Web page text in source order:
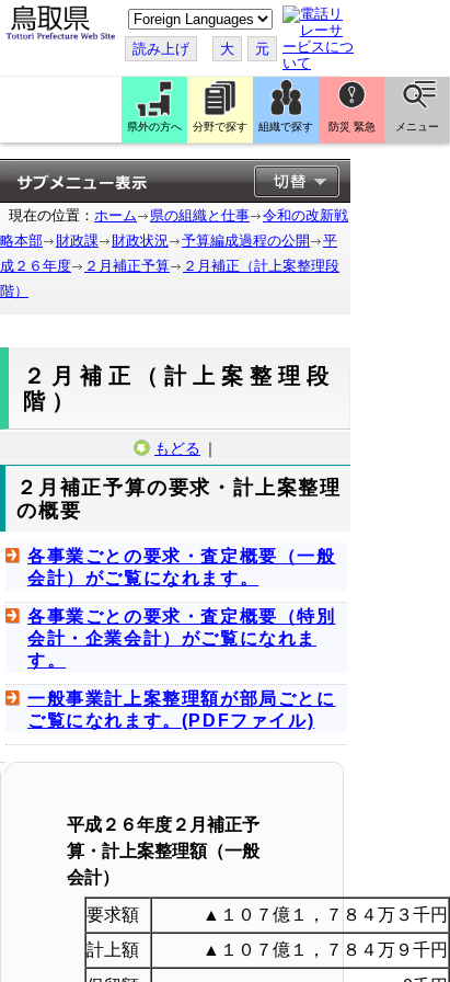
こ
の
ペ
ー
ジ
翻
訳
す
る
読み上げ 大 元
県外の方へ 分野で探す 組織で探す 防災 緊急 メニュー
現在の位置： ホーム 県の組織と仕事
令和の改新戦
略本部
財政課 財政状況 予算編成過程の公開
平
成２６年度
２月補正予算
２月補正（計上案整理段
階）
２月補正（計上案整理段
階）
もどる ｜
２月補正予算の要求・計上案整理
の概要
各事業ごとの要求・査定概要（一般
会計）がご覧になれます。
各事業ごとの要求・査定概要（特別
会計・企業会計）がご覧になれま
す。
一般事業計上案整理額が部局ごとに
ご覧になれます。(PDFファイル)
平成２６年度２月補正予
算・計上案整理額（一般
会計）
要求額
▲１０７億１，７８４万３千円
計上額
▲１０７億１，７８４万９千円